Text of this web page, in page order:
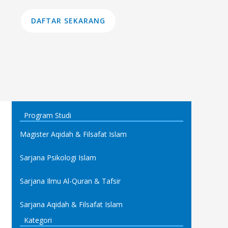
DAFTAR SEKARANG
Program Studi
Magister Aqidah & Filsafat Islam
Sarjana Psikologi Islam
Sarjana Ilmu Al-Quran & Tafsir
Sarjana Aqidah & Filsafat Islam
Kategori